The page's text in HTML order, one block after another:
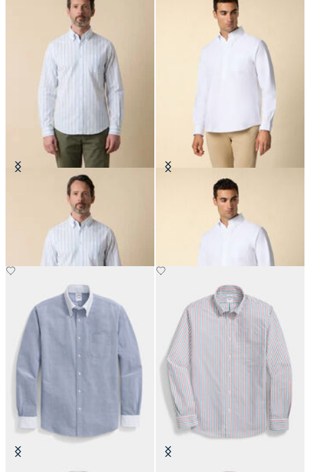
Chemise Friday Regular Fit en
Popeline avec Col Button Down
CHF 115.50
Chemise Oxford Friday Coupe
Classique avec Col Button Down